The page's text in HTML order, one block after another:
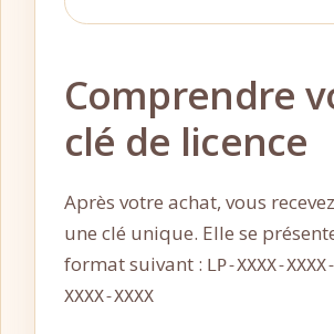
Comprendre
clé de licence
Après votre achat, vous
une clé unique. Elle se
format suivant : LP-XXXX-
XXXX-XXXX